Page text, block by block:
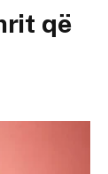
që